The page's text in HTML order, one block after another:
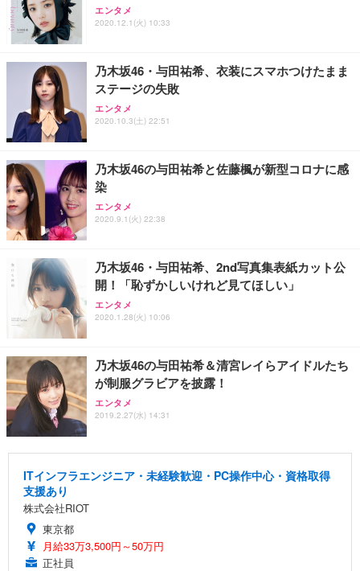
エンタメ
2020.12.1(火) 10:33
乃木坂46・与田祐希、衣装にスマホつけたまま
ステージの失敗
エンタメ
2020.10.3(土) 22:51
乃木坂46の与田祐希と佐藤楓が新型コロナに感
染
エンタメ
2020.9.1(火) 22:38
乃木坂46・与田祐希、2nd写真集表紙カット公
開！「恥ずかしいけれど見てほしい」
エンタメ
2020.1.28(火) 10:06
乃木坂46の与田祐希＆清宮レイらアイドルたち
が制服グラビアを披露！
エンタメ
2019.2.27(水) 14:31
ITインフラエンジニア・未経験歓迎・PC操作中心・資格取得
支援あり
株式会社RIOT
東京都
月給33万3,500円～50万円
正社員